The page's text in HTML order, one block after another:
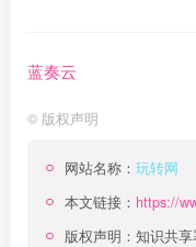
蓝奏云
© 版权声明
网站名称： 玩转网
本文链接： https://
版权声明： 知识共